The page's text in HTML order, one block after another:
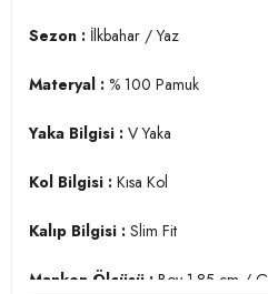
Üretim Yeri :Türkiye
3DY15412001.17
Sezon : İlkbahar / Yaz
Materyal : % 100 Pamuk
Yaka Bilgisi : V Yaka
Kol Bilgisi : Kısa Kol
Kalıp Bilgisi : Slim Fit
Manken Ölçüsü : Boy 1.85 cm /